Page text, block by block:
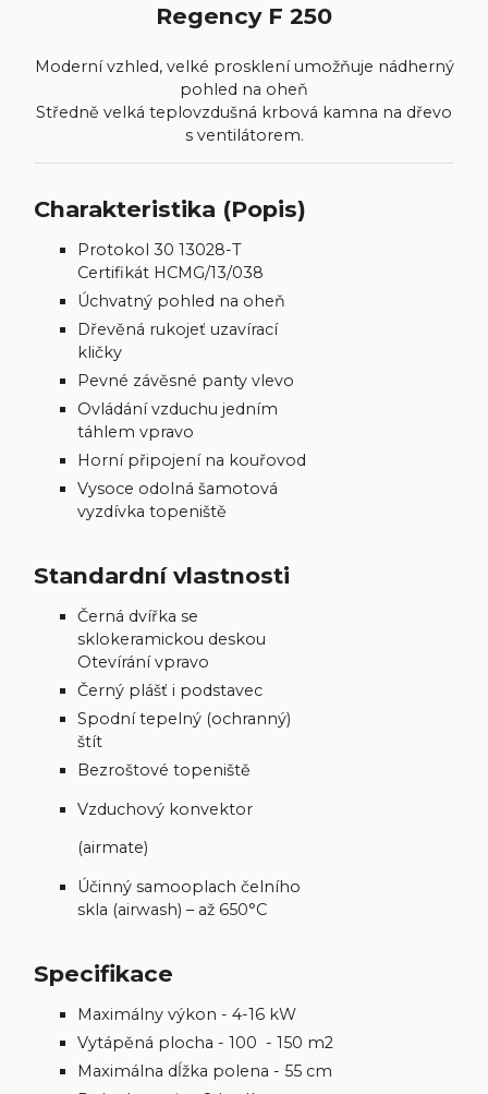
Regency F 250
Moderní vzhled, velké prosklení umožňuje nádherný
pohled na oheň
Středně velká teplovzdušná krbová kamna na dřevo
s ventilátorem.
Charakteristika (Popis)
Protokol 30 13028-T
Certifikát HCMG/13/038
Úchvatný pohled na oheň
Dřevěná rukojeť uzavírací
kličky
Pevné závěsné panty vlevo
Ovládání vzduchu jedním
táhlem vpravo
Horní připojení na kouřovod
Vysoce odolná šamotová
vyzdívka topeniště
Standardní vlastnosti
Černá dvířka se
sklokeramickou deskou
Otevírání vpravo
Černý plášť i podstavec
Spodní tepelný (ochranný)
štít
Bezroštové topeniště
Vzduchový konvektor
(airmate)
Účinný samooplach čelního
skla (airwash) – až 650°C
Specifikace
Maximálny výkon - 4-16 kW
Vytápěná plocha - 100 - 150 m2
Maximálna dĺžka polena - 55 cm